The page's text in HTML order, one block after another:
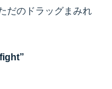
だのドラッグまみれ